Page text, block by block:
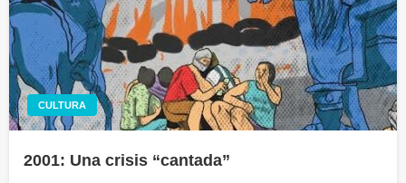
CULTURA
2001: Una crisis “cantada”